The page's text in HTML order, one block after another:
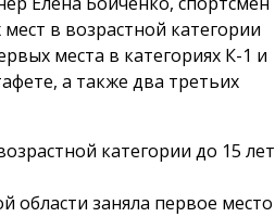
в возрастной категории
места в категориях К-1 и
а также два третьих
категории до 15 лет
области заняла первое место